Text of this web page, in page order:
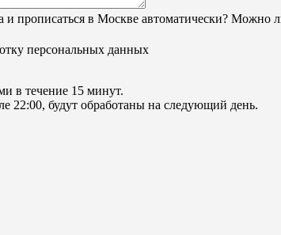
прописаться в Москве автоматически? Можно
персональных данных
в течение 15 минут.
22:00, будут обработаны на следующий день.